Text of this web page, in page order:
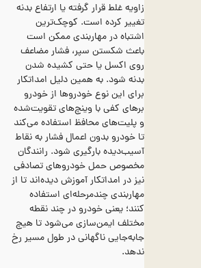
زاویه غلط قرار گرفته یا ارتفاع بدنه
تغییر کرده است. کوچک‌ترین
اشتباه در مهاربندی ممکن است
باعث شکستن سپر، فشار مضاعف
روی اکسل یا حتی کشیده شدن
بدنه شود. به همین دلیل امداتکار
برای این نوع خودروها از خودرو
برهای کفی با وینچ‌های تقویت‌شده
و پلیت‌های محافظ استفاده می‌کند
تا خودرو بدون اعمال فشار به نقاط
آسیب‌دیده بارگیری شود. رانندگان
مخصوص حمل خودروهای تصادفی
نیز در امداتکار آموزش دیده‌اند تا از
مهاربندی چندمرحله‌ای استفاده
کنند؛ یعنی خودرو در چند نقطه
مختلف ایمن‌سازی می‌شود تا هیچ
جابه‌جایی ناگهانی در طول مسیر رخ
ندهد.